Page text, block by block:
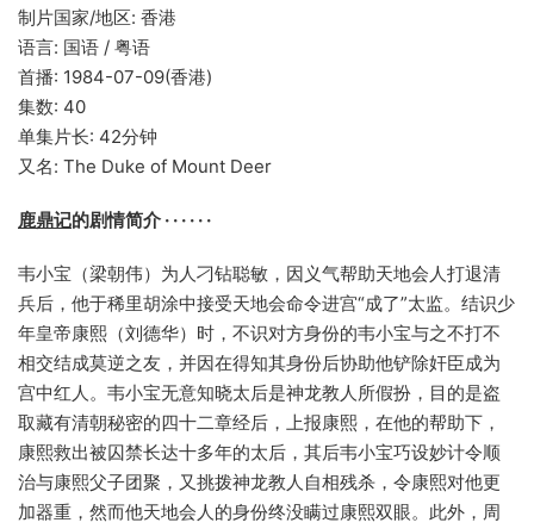
制片国家/地区: 香港
语言: 国语 / 粤语
首播: 1984-07-09(香港)
集数: 40
单集片长: 42分钟
又名: The Duke of Mount Deer
鹿鼎记的剧情简介 · · · · · ·
韦小宝（梁朝伟）为人刁钻聪敏，因义气帮助天地会人打退清
兵后，他于稀里胡涂中接受天地会命令进宫“成了”太监。结识少
年皇帝康熙（刘德华）时，不识对方身份的韦小宝与之不打不
相交结成莫逆之友，并因在得知其身份后协助他铲除奸臣成为
宫中红人。韦小宝无意知晓太后是神龙教人所假扮，目的是盗
取藏有清朝秘密的四十二章经后，上报康熙，在他的帮助下，
康熙救出被囚禁长达十多年的太后，其后韦小宝巧设妙计令顺
治与康熙父子团聚，又挑拨神龙教人自相残杀，令康熙对他更
加器重，然而他天地会人的身份终没瞒过康熙双眼。此外，周